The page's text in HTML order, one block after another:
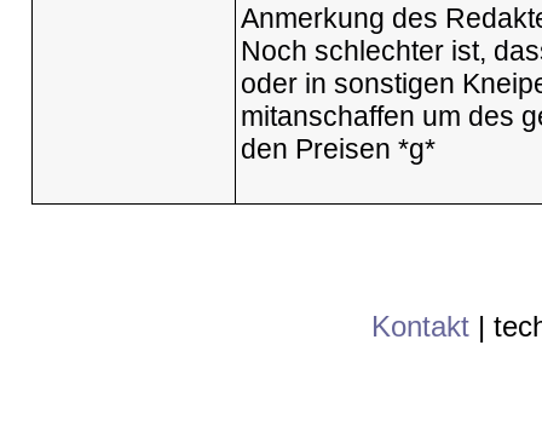
Anmerkung des
Noch schlechter ist,
oder in sonstigen
mitanschaffen um des
den Preisen *g*
Kontakt |